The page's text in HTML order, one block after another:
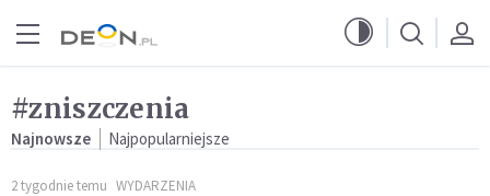
#zniszczenia
Najnowsze Najpopularniejsze
2 tygodnie temu WYDARZENIA